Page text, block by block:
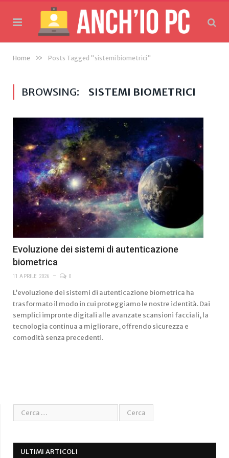
Home » Posts Tagged "sistemi biometrici"
BROWSING: SISTEMI BIOMETRICI
Evoluzione dei sistemi di autenticazione
biometrica
11 APRILE 2026 0
L’evoluzione dei sistemi di autenticazione biometrica ha
trasformato il modo in cui proteggiamo le nostre identità. Dai
semplici impronte digitali alle avanzate scansioni facciali, la
tecnologia continua a migliorare, offrendo sicurezza e
comodità senza precedenti.
ULTIMI ARTICOLI